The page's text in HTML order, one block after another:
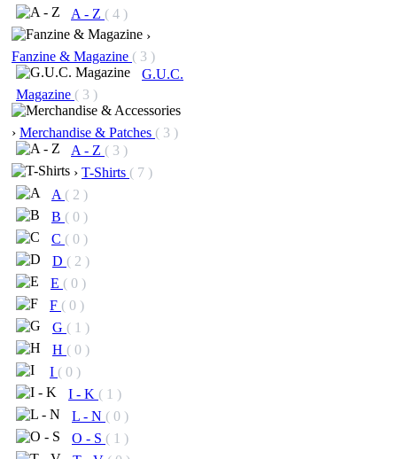
A - Z ( 4 )
›
Fanzine & Magazine ( 3 )
G.U.C.
Magazine ( 3 )
› Merchandise & Patches ( 3 )
A - Z ( 3 )
› T-Shirts ( 7 )
A ( 2 )
B ( 0 )
C ( 0 )
D ( 2 )
E ( 0 )
F ( 0 )
G ( 1 )
H ( 0 )
I ( 0 )
I - K ( 1 )
L - N ( 0 )
O - S ( 1 )